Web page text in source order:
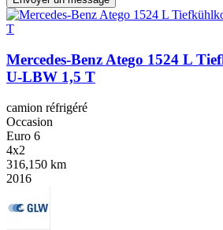
Mercedes-Benz Atego 1524 L
U-LBW 1,5 T
camion réfrigéré
Occasion
Euro 6
4x2
316,150 km
2016